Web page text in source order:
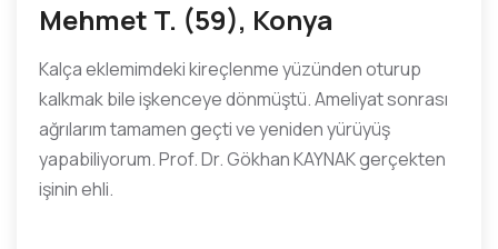
Mehmet T. (59), Konya
Kalça eklemimdeki kireçlenme yüzünden oturup
kalkmak bile işkenceye dönmüştü. Ameliyat sonrası
ağrılarım tamamen geçti ve yeniden yürüyüş
yapabiliyorum. Prof. Dr. Gökhan KAYNAK gerçekten
işinin ehli.